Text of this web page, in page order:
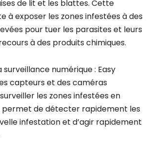
de lit et les blattes. Cette
à exposer les zones infestées à des
pour tuer les parasites et leurs
à des produits chimiques.
surveillance numérique : Easy
capteurs et des caméras
les zones infestées en
permet de détecter rapidement les
infestation et d’agir rapidement